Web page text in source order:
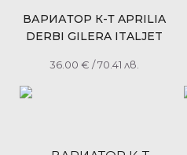
ВАРИАТОР К-Т APRILIA
DERBI GILERA ITALJET
RACING МОДЕЛИ СЛЕД
36.00 € / 70.41 лв.